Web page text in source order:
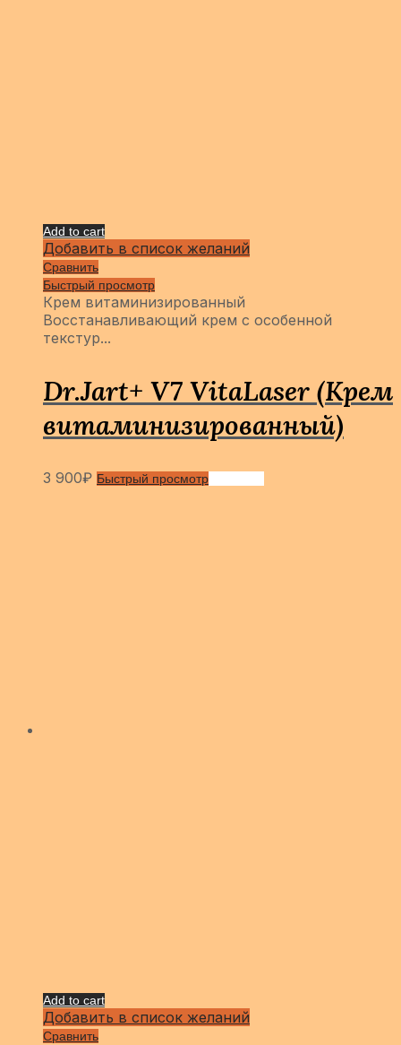
Add to cart
Добавить в список желаний
Сравнить
Быстрый просмотр
Крем витаминизи­рованный
Восстанавливающий крем с особенной
текстур...
Dr.Jart+ V7 VitaLaser (Крем
витаминизи­рованный)
3 900₽ Быстрый просмотр
Add to cart
Добавить в список желаний
Сравнить